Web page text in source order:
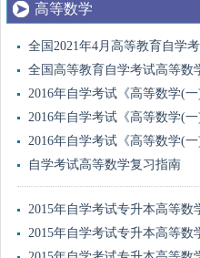
高等数学
全国2021年4月高等教育自学
全国高等教育自学考试高等数
2016年自学考试《高等数学(
2016年自学考试《高等数学(
2016年自学考试《高等数学(
自学考试高等数学复习指南
2015年自学考试专升本高等数
2015年自学考试专升本高等数